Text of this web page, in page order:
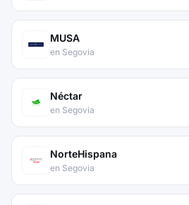
MUSA
en Segovia
Néctar
en Segovia
NorteHispana
en Segovia